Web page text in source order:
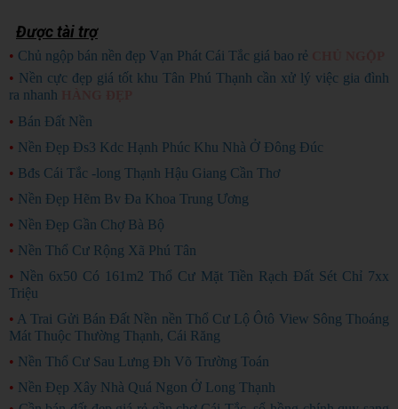
Được tài trợ
• Chủ ngộp bán nền đẹp Vạn Phát Cái Tắc giá bao rẻ
• Nền cực đẹp giá tốt khu Tân Phú Thạnh cần xử lý việc gia đình
ra nhanh
• Bán Đất Nền
• Nền Đẹp Đs3 Kdc Hạnh Phúc Khu Nhà Ở Đông Đúc
• Bđs Cái Tắc -long Thạnh Hậu Giang Cần Thơ
• Nền Đẹp Hẽm Bv Đa Khoa Trung Ương
• Nền Đẹp Gần Chợ Bà Bộ
• Nền Thổ Cư Rộng Xã Phú Tân
• Nền 6x50 Có 161m2 Thổ Cư Mặt Tiền Rạch Đất Sét Chỉ 7xx
Triệu
• A Trai Gửi Bán Đất Nền nền Thổ Cư Lộ Ôtô View Sông Thoáng
Mát Thuộc Thường Thạnh, Cái Răng
• Nền Thổ Cư Sau Lưng Đh Võ Trường Toán
• Nền Đẹp Xây Nhà Quá Ngon Ở Long Thạnh